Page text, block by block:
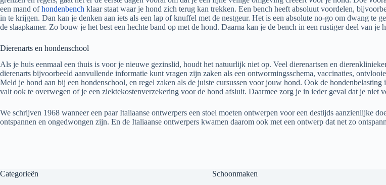
een mand ofhondenbench klaar staat waar je hond zich terug kan trekken. Een bench heeft absoluut voordelen,
in te krijgen. Dan kan je denken aan iets als een lap of knuffel met de nestgeur. Het is een absolute no-go om dwang te
de slaapkamer. Zo bouw je het best een hechte band op met de hond. Daarna kan je de bench in een rustiger deel van je
Dierenarts en hondenschool
Als je huis eenmaal een thuis is voor je nieuwe gezinslid, houdt het natuurlijk niet op. Veel dierenartsen en
dierenarts bijvoorbeeld aanvullende informatie kunt vragen zijn zaken als een ontwormingsschema, vaccinaties,
Meld je hond aan bij een hondenschool, en regel zaken als de juiste cursussen voor jouw hond. Ook de
valt ook te overwegen of je een ziektekostenverzekering voor de hond afsluit. Daarmee zorg je in ieder geval dat je
We schrijven 1968 wanneer een paar Italiaanse ontwerpers een stoel moeten ontwerpen voor een destijds aanzienlijke
ontspannen en ongedwongen zijn. En de Italiaanse ontwerpers kwamen daarom ook met een ontwerp dat net zo
Categorieën
Schoonmaken